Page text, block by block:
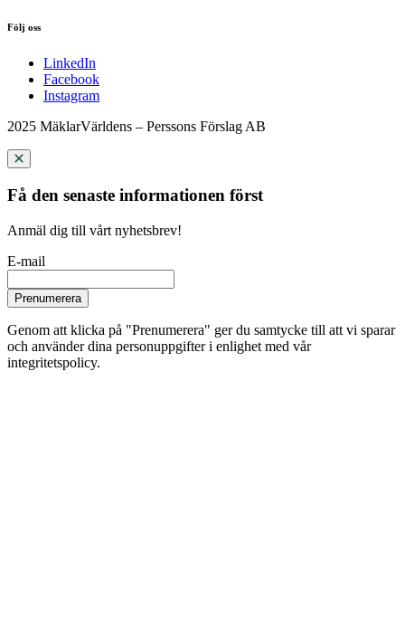
Följ oss
LinkedIn
Facebook
Instagram
2025 MäklarVärldens – Perssons Förslag AB
Få den senaste informationen först
Anmäl dig till vårt nyhetsbrev!
E-mail
Prenumerera
Genom att klicka på "Prenumerera" ger du samtycke till att vi sparar
och använder dina personuppgifter i enlighet med vår
integritetspolicy.